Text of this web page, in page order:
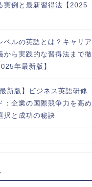
実例と最新習得法【2025
ベルの英語とは？キャリア
から実践的な習得法まで徹
年最新版】
新版】ビジネス英語研修
：企業の国際競争力を高め
択と成功の秘訣